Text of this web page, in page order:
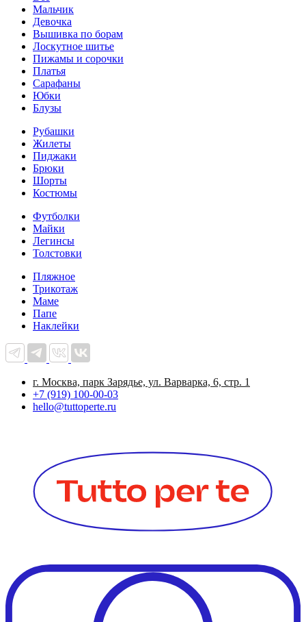
Мальчик
Девочка
Вышивка по борам
Лоскутное шитье
Пижамы и сорочки
Платья
Сарафаны
Юбки
Блузы
Рубашки
Жилеты
Пиджаки
Брюки
Шорты
Костюмы
Футболки
Майки
Легинсы
Толстовки
Пляжное
Трикотаж
Маме
Папе
Наклейки
г. Москва, парк Зарядье, ул. Варварка, 6, стр. 1
+7 (919) 100-00-03
hello@tuttoperte.ru